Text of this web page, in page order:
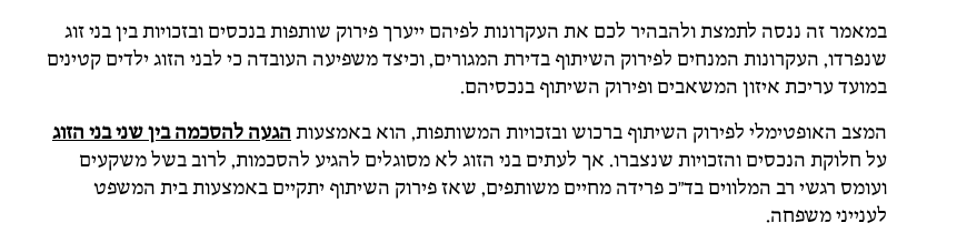
במאמר זה ננסה לתמצת ולהבהיר לכם את העקרונות לפיהם ייערך פירוק שותפות בנכסים ובזכויות בין בני זוג
שנפרדו, העקרונות המנחים לפירוק השיתוף בדירת המגורים, וכיצד משפיעה העובדה כי לבני הזוג ילדים קטינים
במועד עריכת איזון המשאבים ופירוק השיתוף בנכסיהם.
המצב האופטימלי לפירוק השיתוף ברכוש ובזכויות המשותפות, הוא באמצעותהגעה להסכמה בין שני בני הזוג
על חלוקת הנכסים והזכויות שנצברו. אך לעתים בני הזוג לא מסוגלים להגיע להסכמות, לרוב בשל משקעים
ועומס רגשי רב המלווים בד"כ פרידה מחיים משותפים, שאז פירוק השיתוף יתקיים באמצעות בית המשפט
לענייני משפחה.